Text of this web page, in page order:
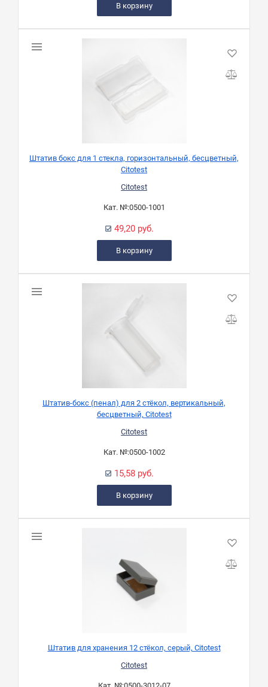
В корзину
Штатив бокс для 1 стекла, горизонтальный, бесцветный,
Citotest
Citotest
Кат. №:0500-1001
49,20 руб.
В корзину
Штатив-бокс (пенал) для 2 стёкол, вертикальный,
бесцветный, Citotest
Citotest
Кат. №:0500-1002
15,58 руб.
В корзину
Штатив для хранения 12 стёкол, серый, Citotest
Citotest